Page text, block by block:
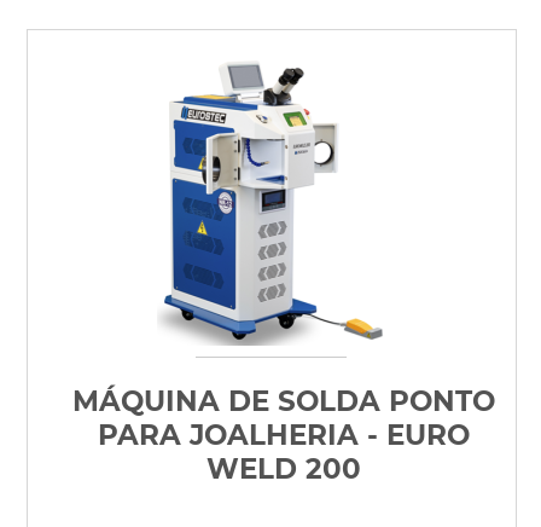
MÁQUINA DE SOLDA PONTO
PARA JOALHERIA - EURO
WELD 200